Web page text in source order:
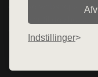
Indstillinger
diverse webshops.
varerne på lager.